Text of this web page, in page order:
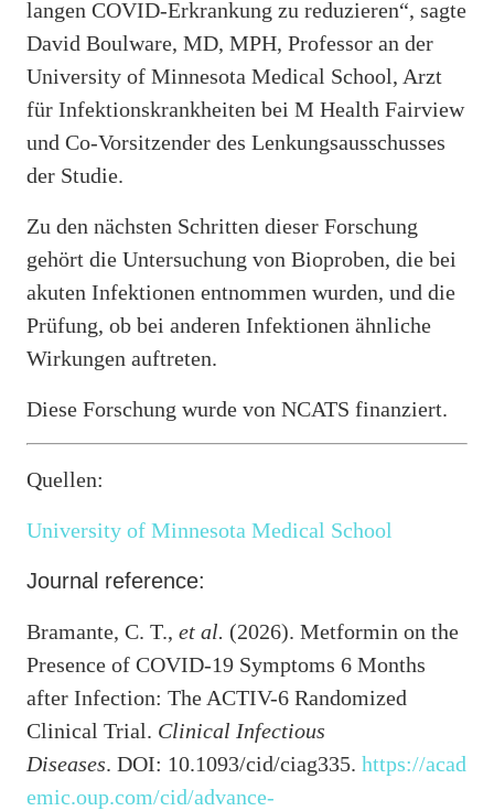
langen COVID-Erkrankung zu reduzieren“, sagte
David Boulware, MD, MPH, Professor an der
University of Minnesota Medical School, Arzt
für Infektionskrankheiten bei M Health Fairview
und Co-Vorsitzender des Lenkungsausschusses
der Studie.
Zu den nächsten Schritten dieser Forschung
gehört die Untersuchung von Bioproben, die bei
akuten Infektionen entnommen wurden, und die
Prüfung, ob bei anderen Infektionen ähnliche
Wirkungen auftreten.
Diese Forschung wurde von NCATS finanziert.
Quellen:
University of Minnesota Medical School
Journal reference:
Bramante, C. T., et al. (2026). Metformin on the
Presence of COVID-19 Symptoms 6 Months
after Infection: The ACTIV-6 Randomized
Clinical Trial. Clinical Infectious
Diseases. DOI: 10.1093/cid/ciag335. https://acad
emic.oup.com/cid/advance-